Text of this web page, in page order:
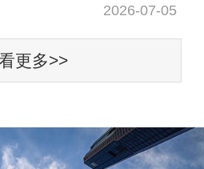
2026-07-05
更多>>